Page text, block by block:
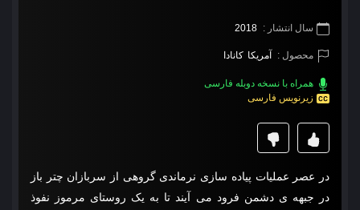
سال انتشار : 2018
محصول : آمریکا کانادا
همراه با نسخه دوبله فارسی
زیرنویس فارسی
در عصر عملیات پیاده ‎سازی نرماندی گروهی از سربازان چتر باز
در جبهه ‎ی دشمن فرود می ‎آیند تا به یک روستای مرموز نفوذ